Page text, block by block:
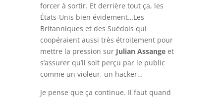
forcer à sortir. Et derrière tout ça, les
États-Unis bien évidement…Les
Britanniques et des Suédois qui
coopéraient aussi très étroitement pour
mettre la pression sur Julian Assange et
s’assurer qu’il soit perçu par le public
comme un violeur, un hacker…
Je pense que ça continue. Il faut quand